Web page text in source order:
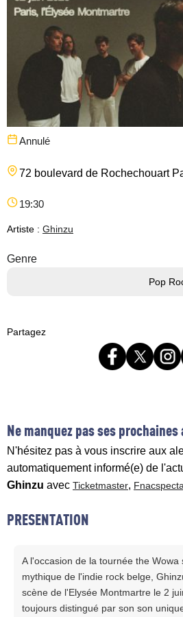
Annulé
72 boulevard de Rochechouart
19:30
Artiste : Ghinzu
Genre
Pop
Partagez
Ne manquez pas ses
N'hésitez pas à vous inscrire aux
automatiquement informé(e) de
Ghinzu avec Ticketmaster,
PRESENTATION
A l'occasion de la tournée the
mythique de l'indie rock belge,
scène de l'Elysée Montmartre le 2
toujours distingué par son son